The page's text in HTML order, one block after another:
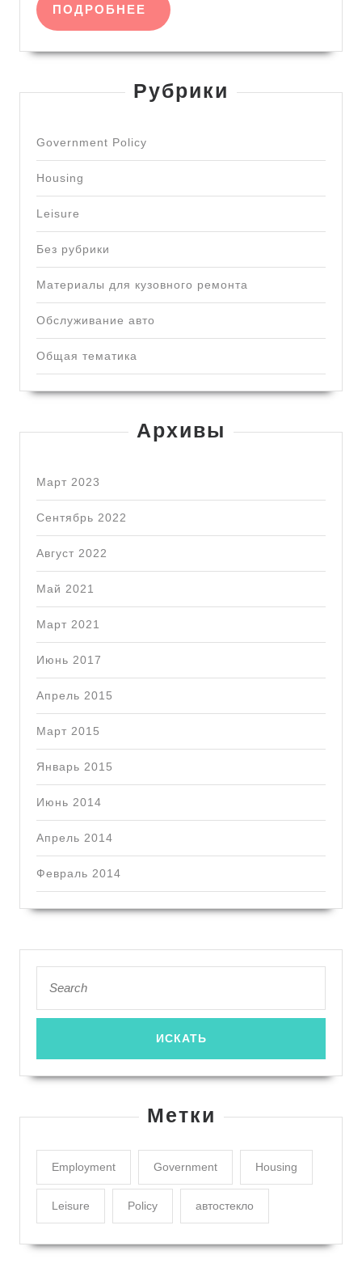
ПОДРОБНЕЕ ПОДРОБНЕЕ
Рубрики
Government Policy
Housing
Leisure
Без рубрики
Материалы для кузовного ремонта
Обслуживание авто
Общая тематика
Архивы
Март 2023
Сентябрь 2022
Август 2022
Май 2021
Март 2021
Июнь 2017
Апрель 2015
Март 2015
Январь 2015
Июнь 2014
Апрель 2014
Февраль 2014
for:
Метки
Employment Government Housing
Leisure Policy автостекло